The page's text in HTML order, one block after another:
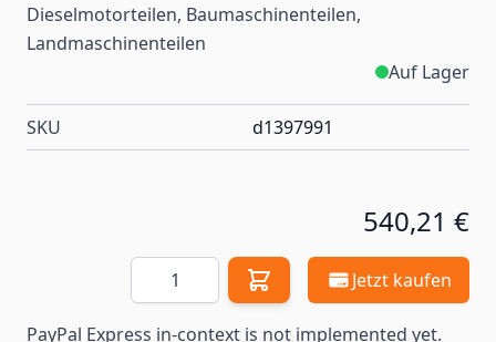
Dieselmotorteilen, Baumaschinenteilen,
Landmaschinenteilen
Auf Lager
SKU d1397991
540,21 €
Menge Jetzt kaufen
PayPal Express in-context is not implemented yet.